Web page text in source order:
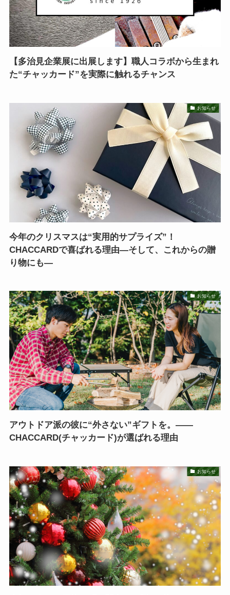
【多治見企業展に出展します】職人コラボから生まれ
た“チャッカード”を実際に触れるチャンス
お知らせ
今年のクリスマスは“実用的サプライズ”！
CHACCARDで喜ばれる理由—そして、これからの贈
り物にも—
お知らせ
アウトドア派の彼に“外さない”ギフトを。——
CHACCARD(チャッカード)が選ばれる理由
お知らせ